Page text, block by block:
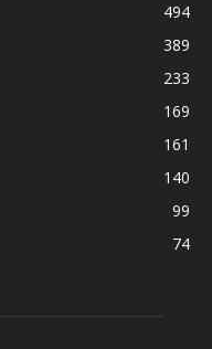
494
389
233
169
161
140
99
74